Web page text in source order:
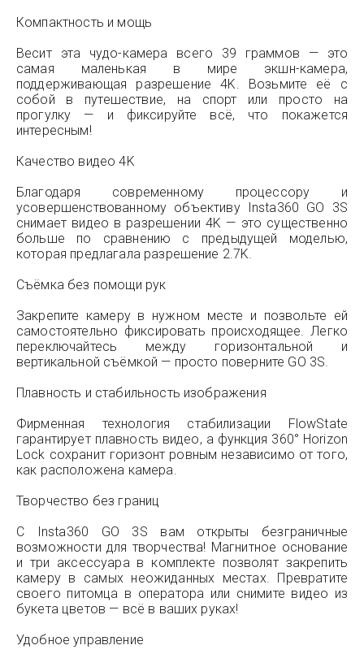
Компактность и мощь
Весит эта чудо-камера всего 39 граммов — это
самая маленькая в мире экшн-камера,
поддерживающая разрешение 4K. Возьмите её с
собой в путешествие, на спорт или просто на
прогулку — и фиксируйте всё, что покажется
интересным!
Качество видео 4K
Благодаря современному процессору и
усовершенствованному объективу Insta360 GO 3S
снимает видео в разрешении 4K — это существенно
больше по сравнению с предыдущей моделью,
которая предлагала разрешение 2.7K.
Съёмка без помощи рук
Закрепите камеру в нужном месте и позвольте ей
самостоятельно фиксировать происходящее. Легко
переключайтесь между горизонтальной и
вертикальной съёмкой — просто поверните GO 3S.
Плавность и стабильность изображения
Фирменная технология стабилизации FlowState
гарантирует плавность видео, а функция 360° Horizon
Lock сохранит горизонт ровным независимо от того,
как расположена камера.
Творчество без границ
С Insta360 GO 3S вам открыты безграничные
возможности для творчества! Магнитное основание
и три аксессуара в комплекте позволят закрепить
камеру в самых неожиданных местах. Превратите
своего питомца в оператора или снимите видео из
букета цветов — всё в ваших руках!
Удобное управление